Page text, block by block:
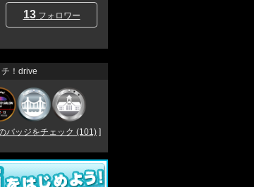
13フォロワー
！drive
バッジをチェック (101) ]